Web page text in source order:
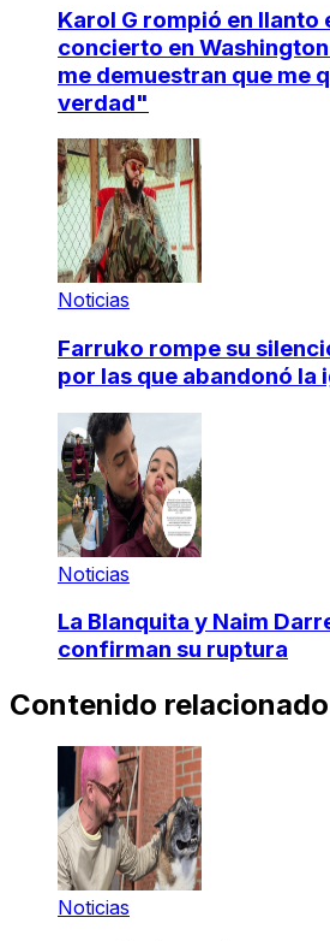
Karol G rompió en llanto
concierto en
me demuestran que me
verdad"
Noticias
Farruko rompe su
por las que abandonó la
Noticias
La Blanquita y Naim
confirman su ruptura
Contenido relacionado
Noticias